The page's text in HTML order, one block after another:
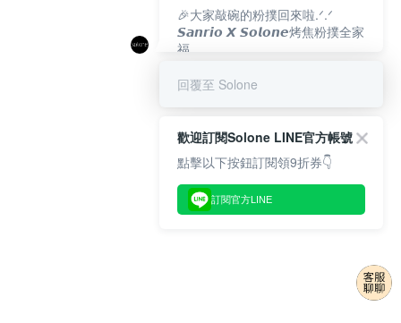
🎉大家敲碗的粉撲回來啦.ᐟ‪‪.ᐟ
𝙎𝙖𝙣𝙧𝙞𝙤 𝙓 𝙎𝙤𝙡𝙤𝙣𝙚烤焦粉撲全家
福
回覆至 Solone
歡迎訂閱Solone LINE官方帳號
點擊以下按鈕訂閱領9折券👇
訂閱官方LINE